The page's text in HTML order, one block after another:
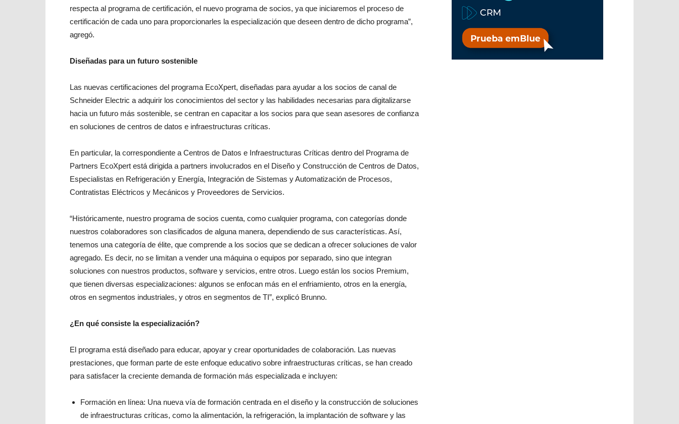
respecta al programa de certificación, el nuevo programa de socios, ya que iniciaremos el proceso de
certificación de cada uno para proporcionarles la especialización que deseen dentro de dicho programa”,
agregó.
Diseñadas para un futuro sostenible
Las nuevas certificaciones del programa EcoXpert, diseñadas para ayudar a los socios de canal de
Schneider Electric a adquirir los conocimientos del sector y las habilidades necesarias para digitalizarse
hacia un futuro más sostenible, se centran en capacitar a los socios para que sean asesores de confianza
en soluciones de centros de datos e infraestructuras críticas.
En particular, la correspondiente a Centros de Datos e Infraestructuras Críticas dentro del Programa de
Partners EcoXpert está dirigida a partners involucrados en el Diseño y Construcción de Centros de Datos,
Especialistas en Refrigeración y Energía, Integración de Sistemas y Automatización de Procesos,
Contratistas Eléctricos y Mecánicos y Proveedores de Servicios.
“Históricamente, nuestro programa de socios cuenta, como cualquier programa, con categorías donde
nuestros colaboradores son clasificados de alguna manera, dependiendo de sus características. Así,
tenemos una categoría de élite, que comprende a los socios que se dedican a ofrecer soluciones de valor
agregado. Es decir, no se limitan a vender una máquina o equipos por separado, sino que integran
soluciones con nuestros productos, software y servicios, entre otros. Luego están los socios Premium,
que tienen diversas especializaciones: algunos se enfocan más en el enfriamiento, otros en la energía,
otros en segmentos industriales, y otros en segmentos de TI”, explicó Brunno.
¿En qué consiste la especialización?
El programa está diseñado para educar, apoyar y crear oportunidades de colaboración. Las nuevas
prestaciones, que forman parte de este enfoque educativo sobre infraestructuras críticas, se han creado
para satisfacer la creciente demanda de formación más especializada e incluyen:
Formación en línea: Una nueva vía de formación centrada en el diseño y la construcción de soluciones
de infraestructuras críticas, como la alimentación, la refrigeración, la implantación de software y las